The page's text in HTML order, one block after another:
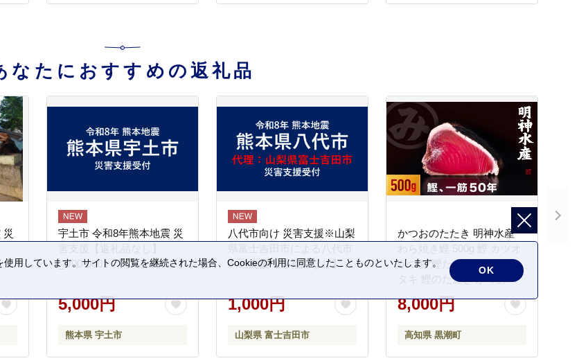
なたにおすすめの返礼品
災
宇土市 令和8年熊本地震 災
害支援【返礼品なし】
_U00-0001
5,000円
熊本県 宇土市
八代市向け 災害支援※山梨
県富士吉田市による八代市
への支援【返礼品なし】
1,000円
山梨県 富士吉田市
かつおのたたき 明神水産
わら焼き鰹 500g 鰹 カツオ
かつお 鰹たたき かつおタ
タキ 鰹のたたき かつおの
タタキ 藁焼き わら焼き 魚
さかな 海鮮 刺身 お刺身 冷
ご当地 本場 高知 黒潮町 ギ
フト 贈答品 人気 返礼品 ふ
8,000円
高知県 黒潮町
用しています。サイトの閲覧を継続された場合、Cookieの利用に同意したことものといたします。
OK